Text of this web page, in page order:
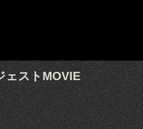
ェストMOVIE